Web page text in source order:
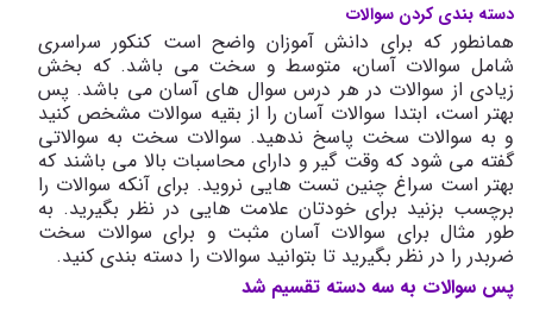
دسته بندی کردن سوالات
همانطور که برای دانش آموزان واضح است کنکور سراسری
شامل سوالات آسان، متوسط و سخت می باشد. که بخش
زیادی از سوالات در هر درس سوال های آسان می باشد. پس
بهتر است، ابتدا سوالات آسان را از بقیه سوالات مشخص کنید
و به سوالات سخت پاسخ ندهید. سوالات سخت به سوالاتی
گفته می شود که وقت گیر و دارای محاسبات بالا می باشند که
بهتر است سراغ چنین تست هایی نروید. برای آنکه سوالات را
برچسب بزنید برای خودتان علامت هایی در نظر بگیرید. به
طور مثال برای سوالات آسان مثبت و برای سوالات سخت
ضربدر را در نظر بگیرید تا بتوانید سوالات را دسته بندی کنید.
پس سوالات به سه دسته تقسیم شد